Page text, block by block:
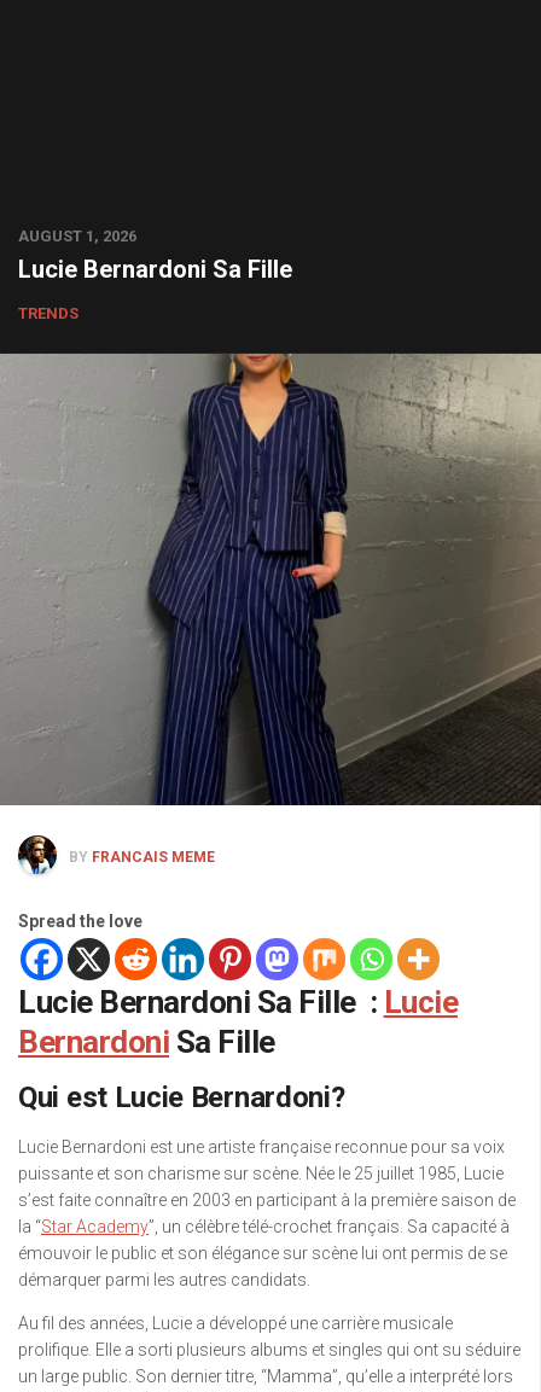
AUGUST 1, 2026
Lucie Bernardoni Sa Fille
TRENDS
BY FRANCAIS MEME
Spread the love
Lucie Bernardoni Sa Fille : Lucie
Bernardoni Sa Fille
Qui est Lucie Bernardoni?
Lucie Bernardoni est une artiste française reconnue pour sa voix
puissante et son charisme sur scène. Née le 25 juillet 1985, Lucie
s’est faite connaître en 2003 en participant à la première saison de
la “Star Academy”, un célèbre télé-crochet français. Sa capacité à
émouvoir le public et son élégance sur scène lui ont permis de se
démarquer parmi les autres candidats.
Au fil des années, Lucie a développé une carrière musicale
prolifique. Elle a sorti plusieurs albums et singles qui ont su séduire
un large public. Son dernier titre, “Mamma”, qu’elle a interprété lors